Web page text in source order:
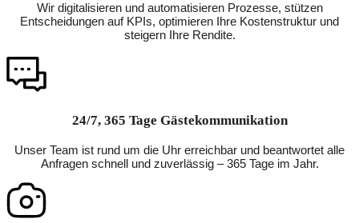
Wir digitalisieren und automatisieren Prozesse, stützen
Entscheidungen auf KPIs, optimieren Ihre Kostenstruktur und
steigern Ihre Rendite.
24/7, 365 Tage Gästekommunikation
Unser Team ist rund um die Uhr erreichbar und beantwortet alle
Anfragen schnell und zuverlässig – 365 Tage im Jahr.